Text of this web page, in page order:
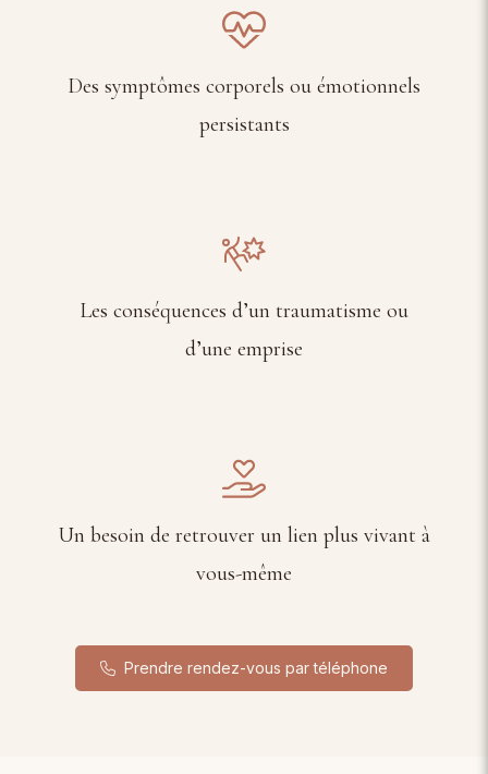
Des symptômes corporels ou émotionnels
persistants
Les conséquences d’un traumatisme ou
d’une emprise
Un besoin de retrouver un lien plus vivant à
vous-même
Prendre rendez-vous par téléphone